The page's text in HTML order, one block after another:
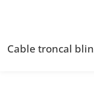
Cable troncal